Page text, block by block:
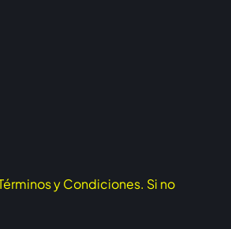
y Condiciones. Si no